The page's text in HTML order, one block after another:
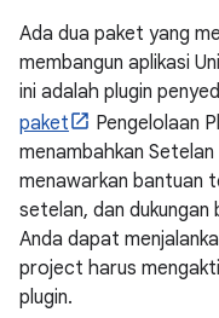
Ada dua paket yang
membangun aplikasi
ini adalah plugin
paket
Pengelolaan
menambahkan
menawarkan bantuan
setelan, dan dukungan
Anda dapat
project harus
plugin.